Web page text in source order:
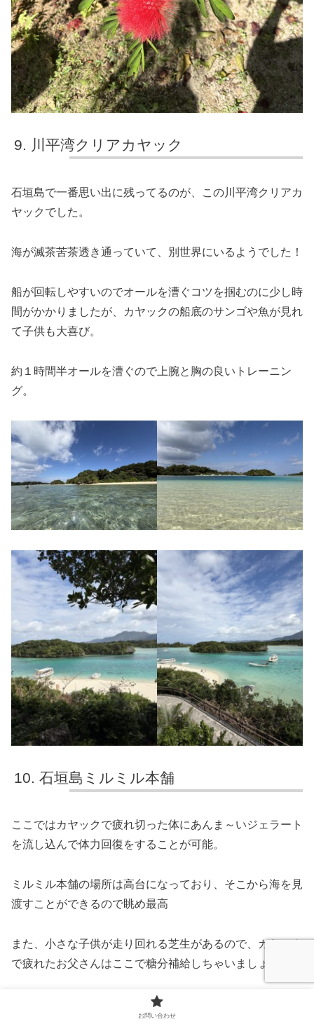
川平湾クリアカヤック
石垣島で一番思い出に残ってるのが、この川平湾クリアカ
ヤックでした。
海が滅茶苦茶透き通っていて、別世界にいるようでした！
船が回転しやすいのでオールを漕ぐコツを掴むのに少し時
間がかかりましたが、カヤックの船底のサンゴや魚が見れ
て子供も大喜び。
約１時間半オールを漕ぐので上腕と胸の良いトレーニン
グ。
石垣島ミルミル本舗
ここではカヤックで疲れ切った体にあんま～いジェラート
を流し込んで体力回復をすることが可能。
ミルミル本舗の場所は高台になっており、そこから海を見
渡すことができるので眺め最高
また、小さな子供が走り回れる芝生があるので、カヤック
で疲れたお父さんはここで糖分補給しちゃいましょう！
お問い合わせ